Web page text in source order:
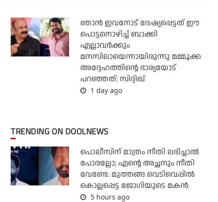
ഞാന്‍ ഇവനോട് ദേഷ്യപ്പെട്ടത് ഈ
പൊട്ടനൊഴിച്ച് ബാക്കി
എല്ലാവര്‍ക്കും
മനസിലായെന്നായിരുന്നു മമ്മൂക്ക
അദ്ദേഹത്തിന്റെ ഭാര്യയോട്
പറഞ്ഞത്: സിദ്ദിഖ്
1 day ago
TRENDING ON DOOLNEWS
പൊലീസിന് മാത്രം നീതി ലഭിച്ചാല്‍
പോരല്ലോ; എന്റെ അച്ഛനും നീതി
വേണ്ടേ: മുത്തങ്ങ വെടിവെപ്പില്‍
കൊല്ലപ്പെട്ട ജോഗിയുടെ മകന്‍
5 hours ago